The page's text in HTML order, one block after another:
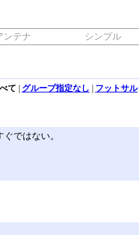
ンテナ シンプル
て グループ指定なし フットサル|
ではない。